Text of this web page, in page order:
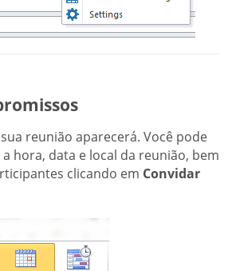
reunião aparecerá. Você pode
hora, data e local da reunião, bem
clicando em Convidar